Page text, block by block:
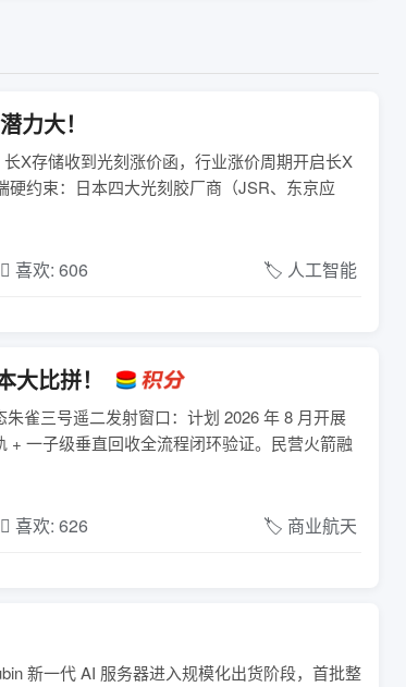
力大！
X存储收到光刻涨价函，行业涨价周期开启长X
约束：日本四大光刻胶厂商（JSR、东京应
喜欢: 606 🏷️ 人工智能
比拼！
雀三号遥二发射窗口：计划 2026 年 8 月开展
一子级垂直回收全流程闭环验证。民营火箭融
喜欢: 626 🏷️ 商业航天
新一代 AI 服务器进入规模化出货阶段，首批整